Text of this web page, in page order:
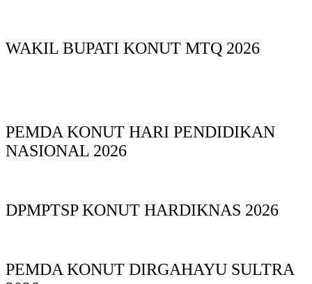
WAKIL BUPATI KONUT MTQ 2026
PEMDA KONUT HARI PENDIDIKAN
NASIONAL 2026
DPMPTSP KONUT HARDIKNAS 2026
PEMDA KONUT DIRGAHAYU SULTRA